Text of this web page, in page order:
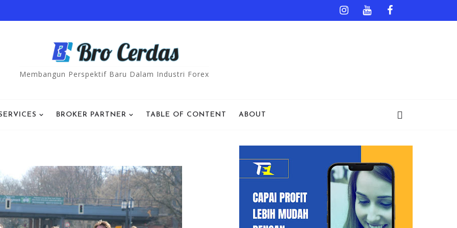
Membangun Perspektif Baru Dalam Industri Forex
BROKER PARTNER TABLE OF CONTENT ABOUT